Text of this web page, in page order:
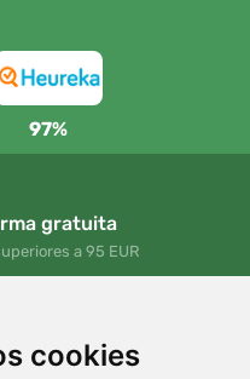
cookies
97%
gratuita
a 95 EUR
gratuitos
en cualquier momento